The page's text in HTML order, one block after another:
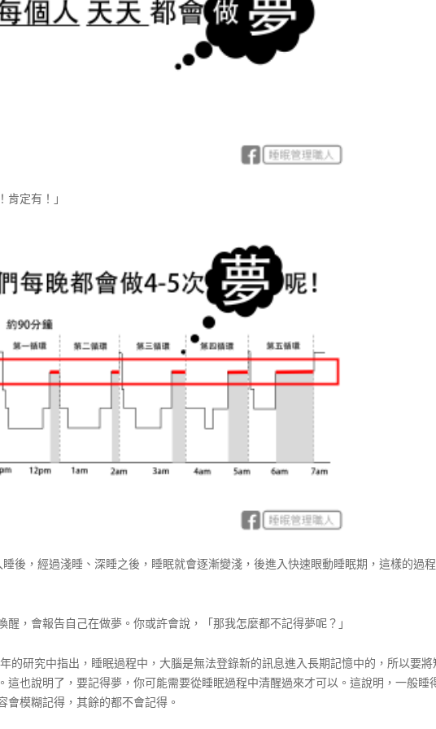
定有！」
後，經過淺睡、深睡之後，睡眠就會逐漸變淺，後進入快速眼動睡眠期，這樣的過
，會報告自己在做夢。你或許會說，「那我怎麼都不記得夢呢？」
的研究中指出，睡眠過程中，大腦是無法登錄新的訊息進入長期記憶中的，所以要將
這也說明了，要記得夢，你可能需要從睡眠過程中清醒過來才可以。這說明，一般睡
模糊記得，其餘的都不會記得。